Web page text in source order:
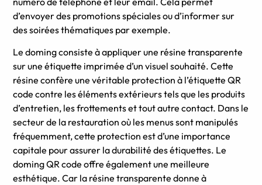
d’envoyer des promotions spéciales ou d’informer sur
des soirées thématiques par exemple.
Le doming consiste à appliquer une résine transparente
sur une étiquette imprimée d’un visuel souhaité. Cette
résine confère une véritable protection à l’étiquette QR
code contre les éléments extérieurs tels que les produits
d’entretien, les frottements et tout autre contact. Dans le
secteur de la restauration où les menus sont manipulés
fréquemment, cette protection est d’une importance
capitale pour assurer la durabilité des étiquettes. Le
doming QR code offre également une meilleure
esthétique. Car la résine transparente donne à